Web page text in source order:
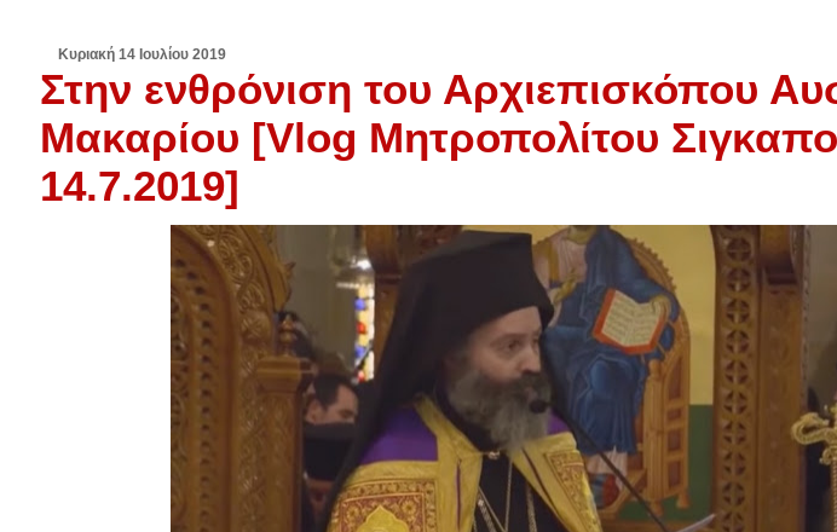
Κυριακή 14 Ιουλίου 2019
Στην ενθρόνιση του Αρχιεπισκόπου
Μακαρίου [Vlog Μητροπολίτου
14.7.2019]